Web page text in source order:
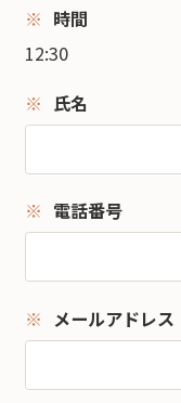
時間
12:30
氏名
電話番号
メールアドレス